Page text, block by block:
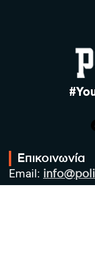
Επικοινωνία
Email:
Τηλ: